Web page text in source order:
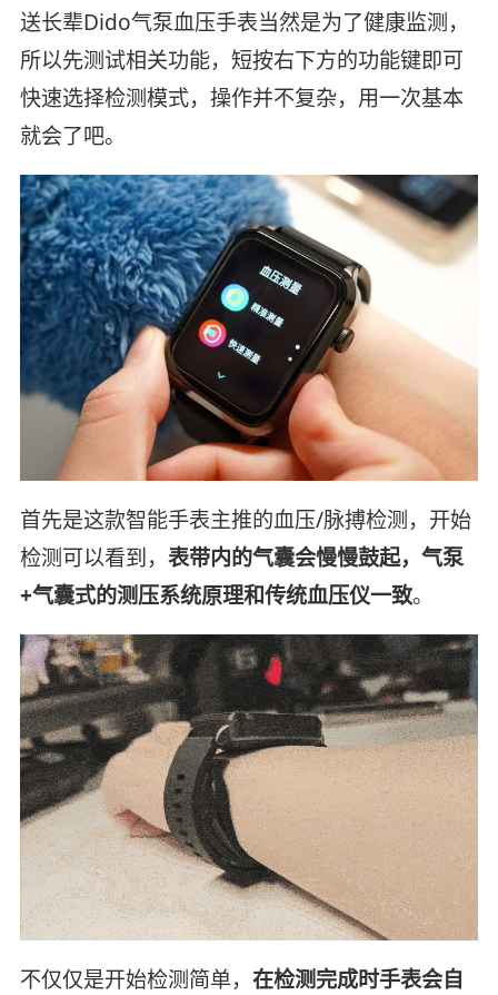
送长辈Dido气泵血压手表当然是为了健康监测，
所以先测试相关功能，短按右下方的功能键即可
快速选择检测模式，操作并不复杂，用一次基本
就会了吧。
首先是这款智能手表主推的血压/脉搏检测，开始
检测可以看到， 表带内的气囊会慢慢鼓起，气泵
+气囊式的测压系统原理和传统血压仪一致。
不仅仅是开始检测简单， 在检测完成时手表会自